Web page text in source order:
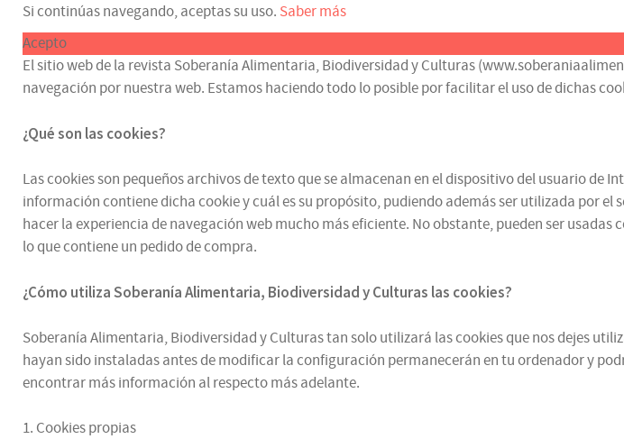
Si continúas navegando, aceptas su uso. Saber más
Acepto
El sitio web de la revista Soberanía Alimentaria, Biodiversidad y Culturas
navegación por nuestra web. Estamos haciendo todo lo posible por facilitar el uso de dichas
¿Qué son las cookies?
Las cookies son pequeños archivos de texto que se almacenan en el dispositivo del usuario
información contiene dicha cookie y cuál es su propósito, pudiendo además ser utilizada por
hacer la experiencia de navegación web mucho más eficiente. No obstante, pueden ser
lo que contiene un pedido de compra.
¿Cómo utilizaSoberanía Alimentaria, Biodiversidad y Culturas las cookies?
Soberanía Alimentaria, Biodiversidad y Culturas tan solo utilizará las cookies que nos dejes
hayan sido instaladas antes de modificar la configuración permanecerán en tu ordenador y
encontrar más información al respecto más adelante.
1. Cookies propias